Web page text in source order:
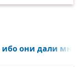
они дали мне